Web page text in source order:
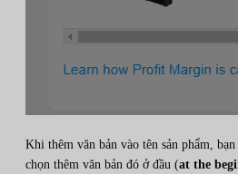
Khi thêm văn bản vào tên sản phẩm,
chọn thêm văn bản đó ở đầu (at the